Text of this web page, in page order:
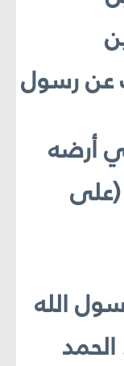
عن رسول
(على